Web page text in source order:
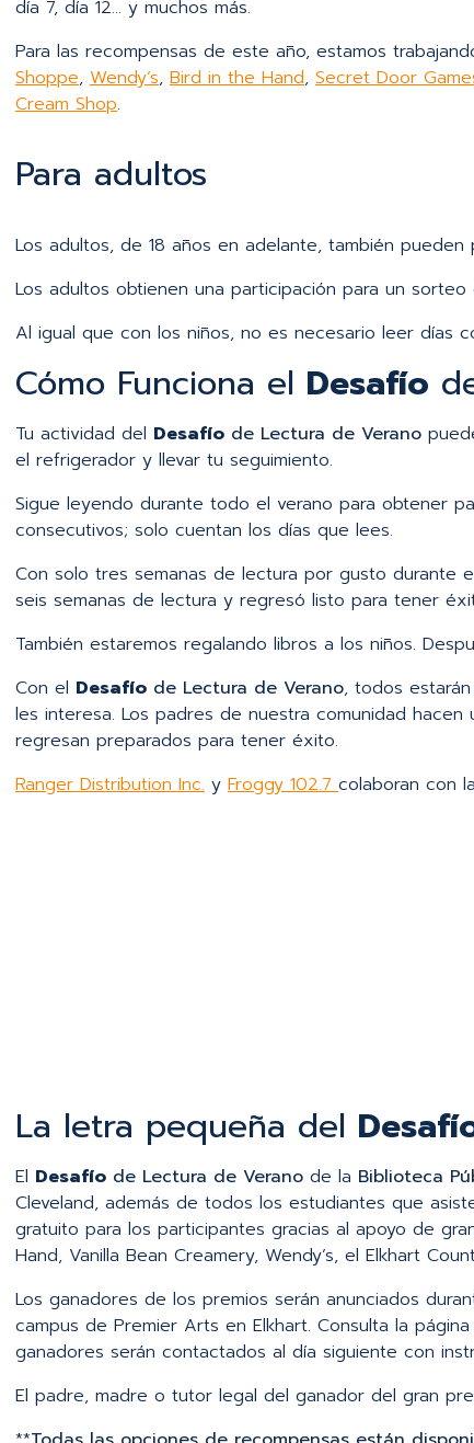
día 7, día 12… y muchos más.
Para las recompensas de este año, estamos
Shoppe, Wendy’s, Bird in the Hand, Secret Door
Cream Shop.
Para adultos
Los adultos, de 18 años en adelante, también
Los adultos obtienen una participación para un
Al igual que con los niños, no es necesario leer días
Cómo Funciona el Desafío
Tu actividad del Desafío de Lectura de Verano
el refrigerador y llevar tu seguimiento.
Sigue leyendo durante todo el verano para obtener
consecutivos; solo cuentan los días que lees.
Con solo tres semanas de lectura por gusto durante
seis semanas de lectura y regresó listo para tener
También estaremos regalando libros a los niños.
Con el Desafío de Lectura de Verano, todos
les interesa. Los padres de nuestra comunidad
regresan preparados para tener éxito.
Ranger Distribution Inc. y Froggy 102.7colaboran con la
La letra pequeña del
El Desafío de Lectura de Verano de la Biblioteca
Cleveland, además de todos los estudiantes que
gratuito para los participantes gracias al apoyo de
Hand, Vanilla Bean Creamery, Wendy’s, el Elkhart
Los ganadores de los premios serán anunciados
campus de Premier Arts en Elkhart. Consulta la
ganadores serán contactados al día siguiente con
El padre, madre o tutor legal del ganador del gran